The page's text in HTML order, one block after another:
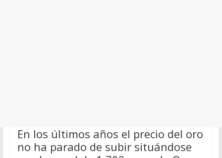
En los últimos años el precio del oro
no ha parado de subir situándose